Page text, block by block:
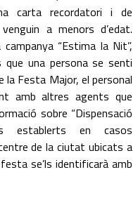
carta recordatori i de
a menors d’edat.
“Estima la Nit”,
una persona se senti
la Festa Major, el personal
amb altres agents que
sobre “Dispensació
establerts en casos
de la ciutat ubicats a
se’ls identificarà amb